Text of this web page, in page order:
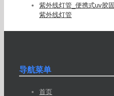
紫外线灯管_便携式uv胶
紫外线灯管
导航菜单
首页